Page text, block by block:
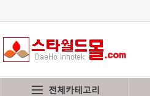
전체카테고리